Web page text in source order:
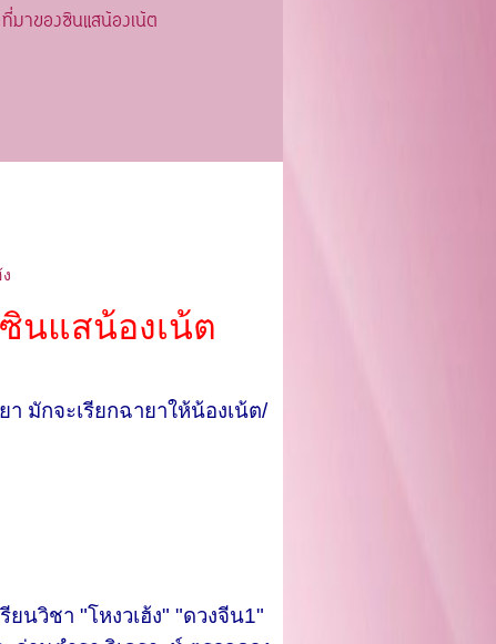
ที่มาของซินแสน้องเน้ต
นแสน้องเน้ต
มักจะเรียกฉายาให้น้องเน้ต/
ยนวิชา "โหงวเฮ้ง" "ดวงจีน1"